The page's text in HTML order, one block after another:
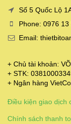
Số 5 Quốc Lộ
Phone: 0976
Email:
+ Chủ tài khoản:
+ STK:
+ Ngân hàng
Điều kiện giao dịch
Chính sách thanh